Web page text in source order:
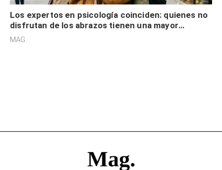
Los expertos en psicología coinciden: quienes no
disfrutan de los abrazos tienen una mayor
sensibilidad a los estímulos físicos y no es por
MAG.